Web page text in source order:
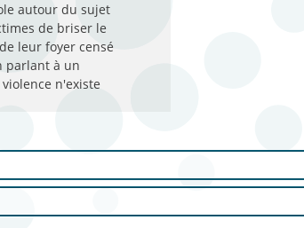
autour du sujet
de briser le
leur foyer censé
parlant à un
n'existe